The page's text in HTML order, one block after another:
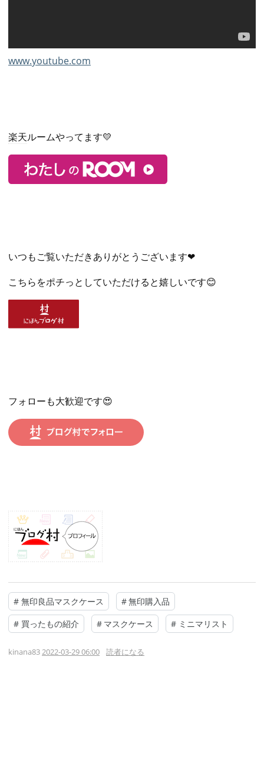
www.youtube.com
楽天ルームやってます💛
いつもご覧いただきありがとうございます❤
こちらをポチっとしていただけると嬉しいです😊
フォローも大歓迎です😍
# 無印良品マスクケース #無印購入品
# 買ったもの紹介 # マスクケース # ミニマリスト
kinana832022-03-29 06:00 読者になる